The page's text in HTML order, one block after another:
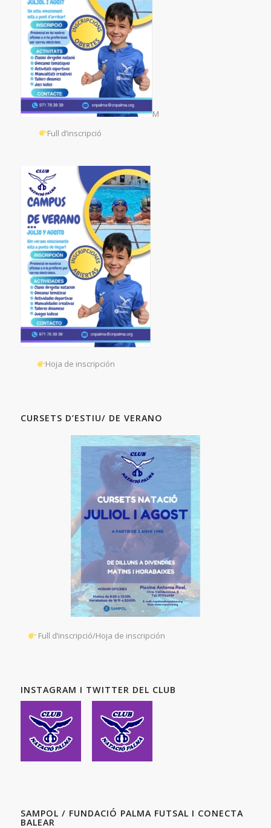
M
Full d’inscripció
Hoja de inscripción
CURSETS D’ESTIU/ DE VERANO
Full d’inscripció/Hoja de inscripción
INSTAGRAM I TWITTER DEL CLUB
SAMPOL / FUNDACIÓ PALMA FUTSAL I CONECTA
BALEAR